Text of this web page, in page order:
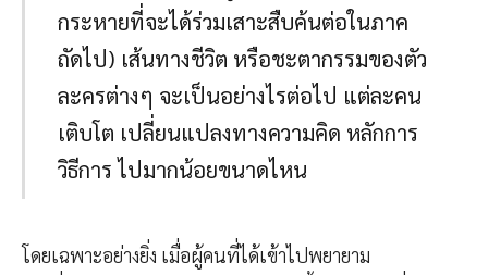
กระหายที่จะได้ร่วมเสาะสืบค้นต่อในภาค
ถัดไป) เส้นทางชีวิต หรือชะตากรรมของตัว
ละครต่างๆ จะเป็นอย่างไรต่อไป แต่ละคน
เติบโต เปลี่ยนแปลงทางความคิด หลักการ
วิธีการ ไปมากน้อยขนาดไหน
โดยเฉพาะอย่างยิ่ง เมื่อผู้คนที่ได้เข้าไปพยายาม